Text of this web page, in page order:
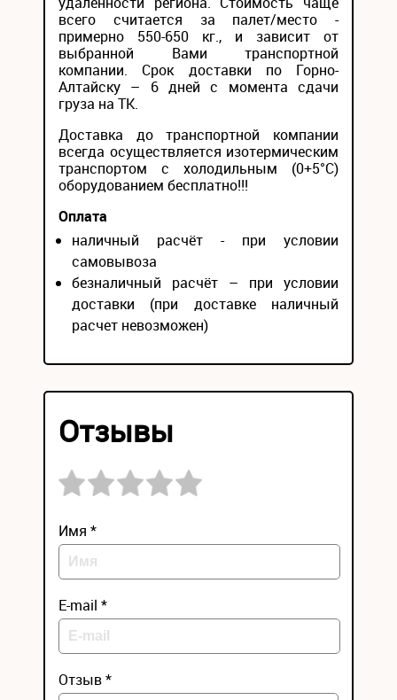
всего считается за палет/место -
примерно 550-650 кг., и зависит от
выбранной Вами транспортной
компании. Срок доставки по Горно-
Алтайску – 6 дней с момента сдачи
груза на ТК.
Доставка до транспортной компании
всегда осуществляется изотермическим
транспортом с холодильным (0+5°С)
оборудованием бесплатно!!!
Оплата
наличный расчёт - при условии
самовывоза
безналичный расчёт – при условии
доставки (при доставке наличный
расчет невозможен)
Отзывы
Имя *
E-mail *
Отзыв *